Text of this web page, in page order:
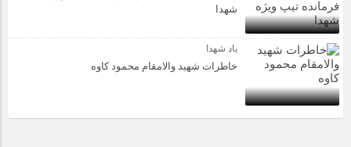
شهدا
یاد شهدا
خاطرات شهید والامقام محمود کاوه‌